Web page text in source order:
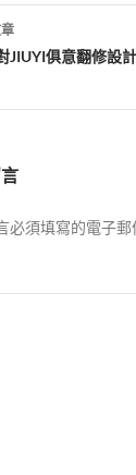
JIUYI俱意翻修設
必須填寫的電子郵